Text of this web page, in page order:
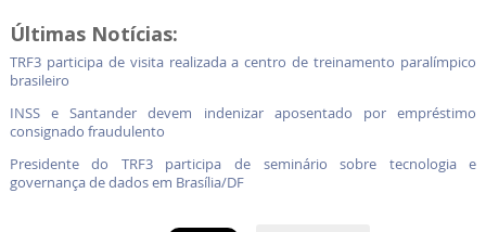
Últimas Notícias:
TRF3 participa de visita realizada a centro de treinamento paralímpico
brasileiro
INSS e Santander devem indenizar aposentado por empréstimo
consignado fraudulento
Presidente do TRF3 participa de seminário sobre tecnologia e
governança de dados em Brasília/DF